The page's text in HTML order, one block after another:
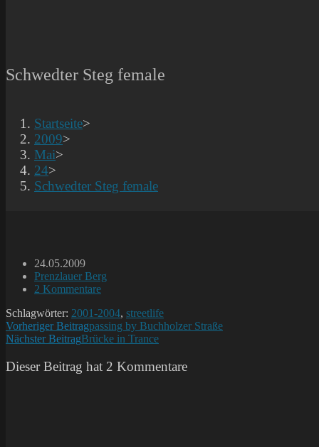
Schwedter Steg female
Startseite>
2009>
Mai>
24>
Schwedter Steg female
Beitrag
veröffentlicht:
24.05.2009
Beitrags-
Kategorie:
Prenzlauer Berg
Beitrags-
2 Kommentare
Schlagwörter: 2001-2004, streetlife
Weitere
Artikel
ansehen
Vorheriger Beitragpassing by Buchholzer Straße
Nächster BeitragBrücke in Trance
Dieser Beitrag hat 2 Kommentare